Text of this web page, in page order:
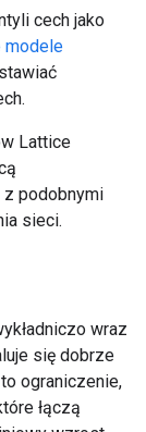
cech jako
modele
Lattice
z podobnymi
sieci.
wraz
się dobrze
ograniczenie,
łączą